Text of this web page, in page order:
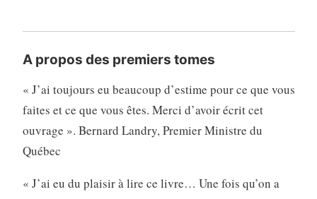
A propos des premiers tomes
« J’ai toujours eu beaucoup d’estime pour ce que vous
faites et ce que vous êtes. Merci d’avoir écrit cet
ouvrage ». Bernard Landry, Premier Ministre du
Québec
« J’ai eu du plaisir à lire ce livre… Une fois qu’on a